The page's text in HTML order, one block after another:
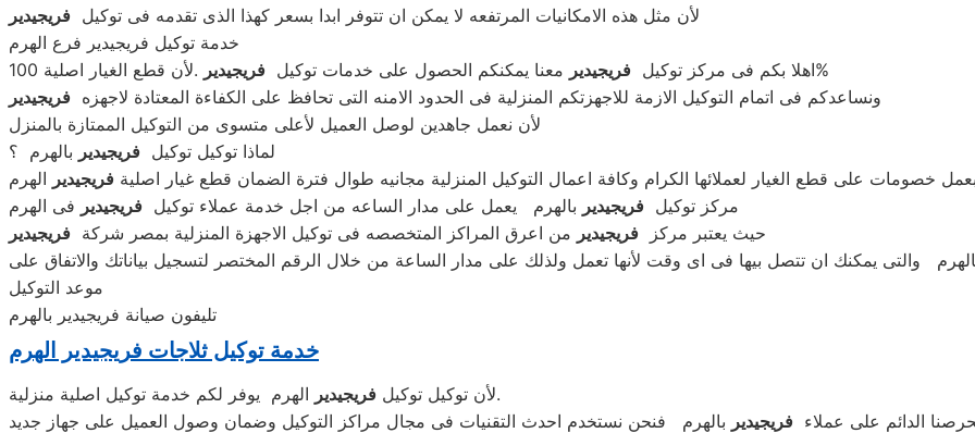
لأن مثل هذه الامكانيات المرتفعه لا يمكن ان تتوفر ابدا بسعر كهذا الذى تقدمه فى توكيل فريجيدير
خدمة توكيل فريجيدير فرع الهرم
اهلا بكم فى مركز توكيل فريجيدير معنا يمكنكم الحصول على خدمات توكيل فريجيدير
.لأن قطع الغيار اصلية 100%
ونساعدكم فى اتمام التوكيل الازمة للاجهزتكم المنزلية فى الحدود الامنه التى تحافظ على الكفاءة المعتادة لاجهزه فريجيدير
لأن نعمل جاهدين لوصل العميل لأعلى متسوى من التوكيل الممتازة بالمنزل
لماذا توكيل توكيل فريجيدير بالهرم ؟
بعمل خصومات على قطع الغيار لعملائها الكرام وكافة اعمال التوكيل المنزلية مجانيه طوال فترة الضمان قطع غيار اصلية فريجيدير الهرم
مركز توكيل فريجيدير بالهرم يعمل على مدار الساعه من اجل خدمة عملاء توكيل فريجيدير فى الهرم
حيث يعتبر مركز فريجيدير من اعرق المراكز المتخصصه فى توكيل الاجهزة المنزلية بمصر شركة فريجيدير
والتى يمكنك ان تتصل بيها فى اى وقت لأنها تعمل ولذلك على مدار الساعة من خلال الرقم المختصر لتسجيل بياناتك والاتفاق على
موعد التوكيل
تليفون صيانة فريجيدير بالهرم
خدمة توكيل ثلاجات فريجيدير الهرم
لأن توكيل توكيل فريجيدير
الهرم يوفر لكم خدمة توكيل اصلية منزلية.
الدائم على عملاء فريجيدير بالهرم فنحن نستخدم احدث التقنيات فى مجال مراكز التوكيل وضمان وصول العميل على جهاز جديد